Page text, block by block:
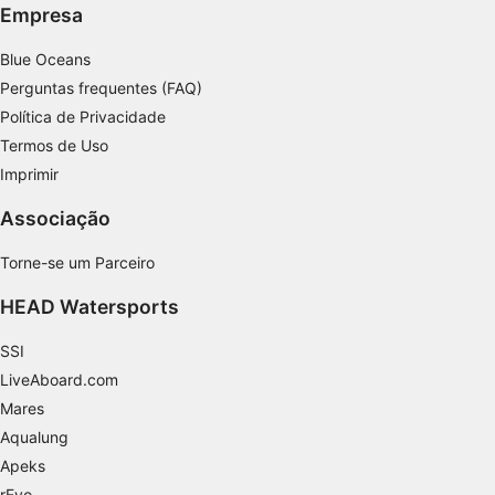
Empresa
Blue Oceans
Perguntas frequentes (FAQ)
Política de Privacidade
Termos de Uso
Imprimir
Associação
Torne-se um Parceiro
HEAD Watersports
SSI
LiveAboard.com
Mares
Aqualung
Apeks
Medir o desempenho do conteúdo
Entender o público por meio de estatísticas
ou combinações de dados de fontes
diferentes.
Desenvolver e melhorar os serviços
Usar dados limitados para selecionar
Recursos especiais do IAB:
Identificar dispositivos com base nas
informações solicitadas ativamente
Finalidades de processamento não IAB: